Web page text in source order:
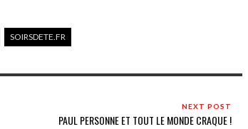
SOIRSDETE.FR
NEXT POST
PAUL PERSONNE ET TOUT LE MONDE CRAQUE !